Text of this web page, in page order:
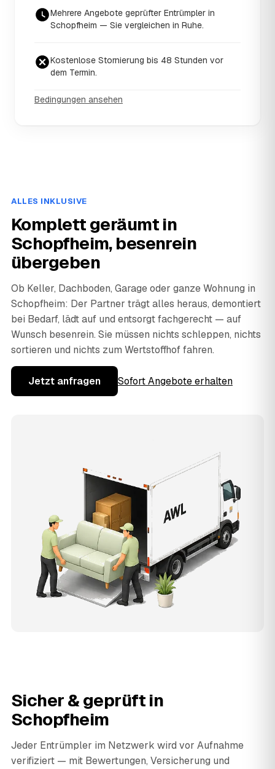
Mehrere Angebote geprüfter Entrümpler in
Schopfheim — Sie vergleichen in Ruhe.
Kostenlose Stornierung bis 48 Stunden vor
dem Termin.
Bedingungen ansehen
ALLES INKLUSIVE
Komplett geräumt in
Schopfheim, besenrein
übergeben
Ob Keller, Dachboden, Garage oder ganze Wohnung in
Schopfheim: Der Partner trägt alles heraus, demontiert
bei Bedarf, lädt auf und entsorgt fachgerecht — auf
Wunsch besenrein. Sie müssen nichts schleppen, nichts
sortieren und nichts zum Wertstoffhof fahren.
Jetzt anfragen Sofort Angebote erhalten
Sicher & geprüft in
Schopfheim
Jeder Entrümpler im Netzwerk wird vor Aufnahme
verifiziert — mit Bewertungen, Versicherung und